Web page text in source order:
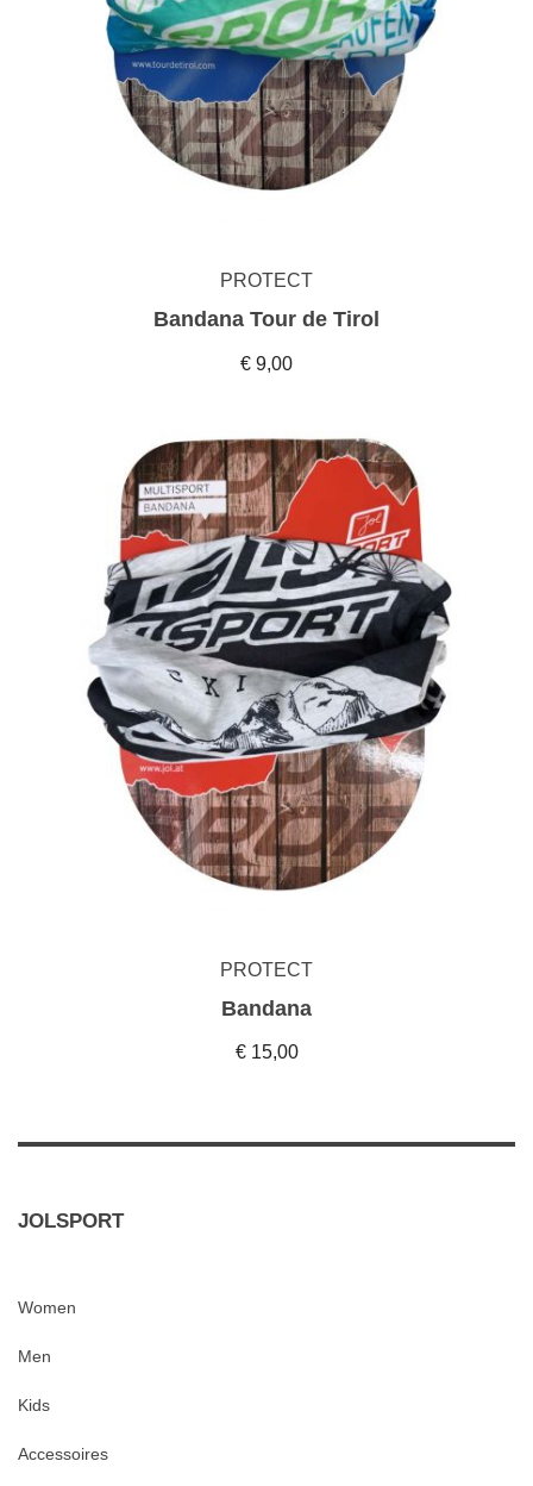
PROTECT
Bandana Tour de Tirol
€ 9,00
PROTECT
Bandana
€ 15,00
JOLSPORT
Women
Men
Kids
Accessoires